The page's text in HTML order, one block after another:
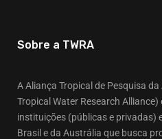
Sobre a TWRA
A Aliança Tropical de Pesquisa da
Tropical Water Research
instituições (públicas e privadas)
Brasil e da Austrália que busca